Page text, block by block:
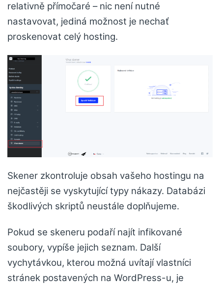
relativně přímočaré – nic není nutné
nastavovat, jediná možnost je nechať
proskenovat celý hosting.
Skener zkontroluje obsah vašeho hostingu na
nejčastěji se vyskytující typy nákazy. Databázi
škodlivých skriptů neustále doplňujeme.
Pokud se skeneru podaří najít infikované
soubory, vypíše jejich seznam. Další
vychytávkou, kterou možná uvítají vlastníci
stránek postavených na WordPress-u, je